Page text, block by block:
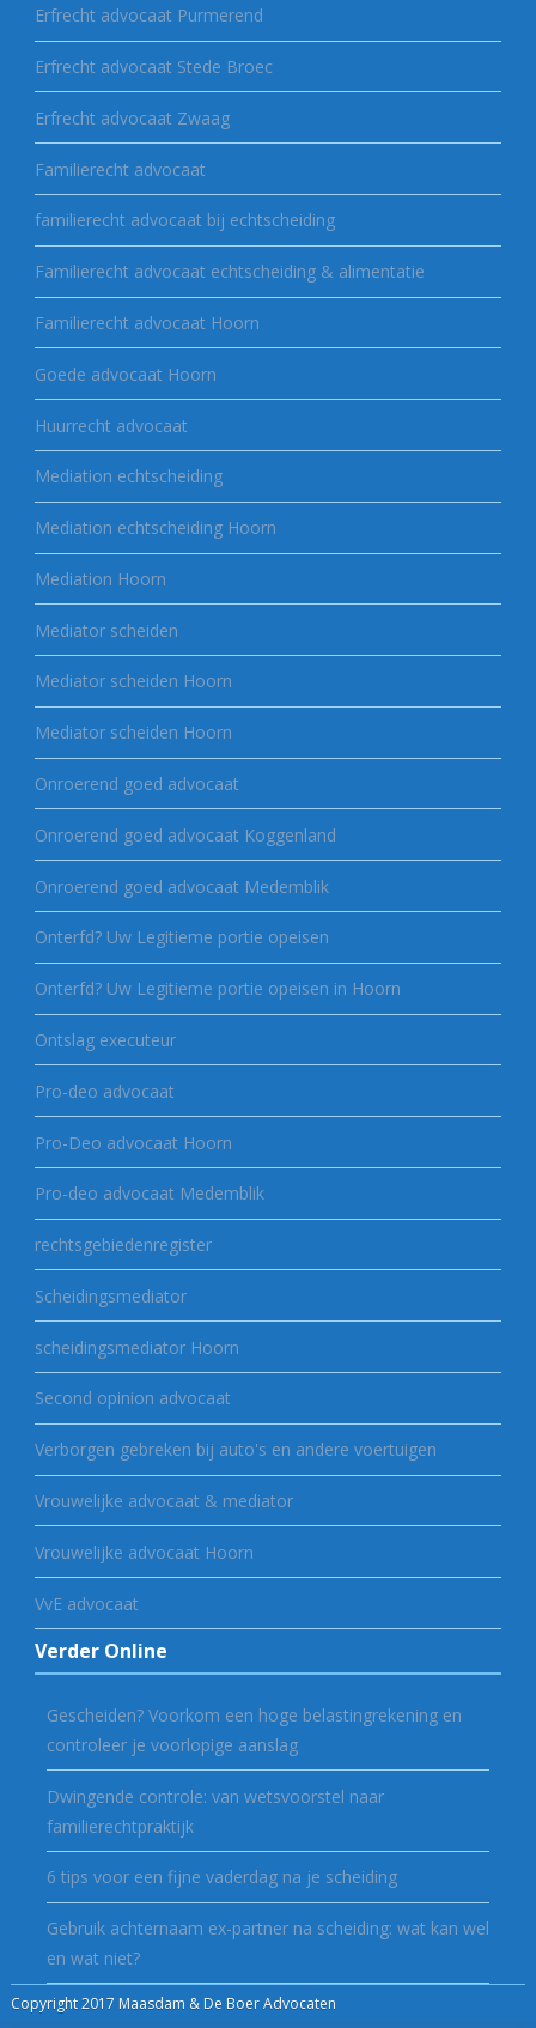
Erfrecht advocaat Purmerend
Erfrecht advocaat Stede Broec
Erfrecht advocaat Zwaag
Familierecht advocaat
familierecht advocaat bij echtscheiding
Familierecht advocaat echtscheiding & alimentatie
Familierecht advocaat Hoorn
Goede advocaat Hoorn
Huurrecht advocaat
Mediation echtscheiding
Mediation echtscheiding Hoorn
Mediation Hoorn
Mediator scheiden
Mediator scheiden Hoorn
Mediator scheiden Hoorn
Onroerend goed advocaat
Onroerend goed advocaat Koggenland
Onroerend goed advocaat Medemblik
Onterfd? Uw Legitieme portie opeisen
Onterfd? Uw Legitieme portie opeisen in Hoorn
Ontslag executeur
Pro-deo advocaat
Pro-Deo advocaat Hoorn
Pro-deo advocaat Medemblik
rechtsgebiedenregister
Scheidingsmediator
scheidingsmediator Hoorn
Second opinion advocaat
Verborgen gebreken bij auto's en andere voertuigen
Vrouwelijke advocaat & mediator
Vrouwelijke advocaat Hoorn
VvE advocaat
Verder Online
Gescheiden? Voorkom een hoge belastingrekening en
controleer je voorlopige aanslag
Dwingende controle: van wetsvoorstel naar
familierechtpraktijk
6 tips voor een fijne vaderdag na je scheiding
Gebruik achternaam ex-partner na scheiding: wat kan wel
en wat niet?
Copyright 2017 Maasdam & De Boer Advocaten